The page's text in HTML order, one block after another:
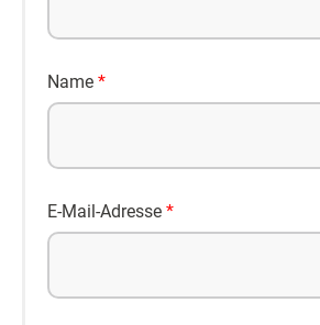
Name *
E-Mail-Adresse *